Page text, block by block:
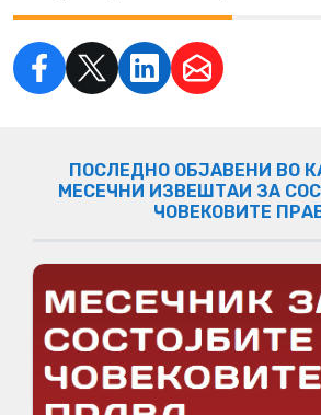
ПОСЛЕДНО ОБЈАВЕНИ ВО
МЕСЕЧНИ ИЗВЕШТАИ ЗА
ЧОВЕКОВИТЕ